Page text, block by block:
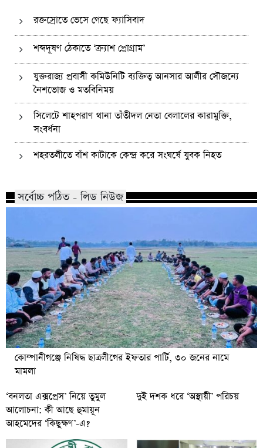
রক্তস্রোতে ভেসে গেছে ফ্যাসিবাদ
শব্দদূষণ ঠেকাতে ‘ক্র্যাশ প্রোগ্রাম’
যুক্তরাজ্য প্রবাসী কমিউনিটি ব্যক্তিত্ব আনসার আলীর সৌজন্যে
নৈশভোজ ও মতবিনিময়
সিলেটে শাহপরাণ থানা তাঁতীদল নেতা বেলালের কারামুক্তি,
সংবর্ধনা
শহরতলীতে বাঁশ কাটাকে কেন্দ্র করে সংঘর্ষে যুবক নিহত
সর্বোচ্চ পঠিত - লিড নিউজ
কোম্পানীগঞ্জে নিষিদ্ধ ছাত্রলীগের ইফতার পার্টি, ৩০ জনের নামে
মামলা
‘বনলতা এক্সপ্রেস’ নিয়ে তুমুল
আলোচনা: কী আছে হুমায়ূন
আহমেদের ‘কিছুক্ষণ’-এ?
দুই দশক ধরে ‘অস্থায়ী’ পরিচয়